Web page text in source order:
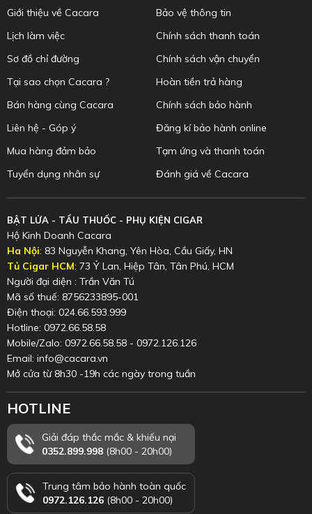
Giới thiệu về Cacara
Lịch làm việc
Sơ đồ chỉ đường
Tại sao chọn Cacara ?
Bán hàng cùng Cacara
Liên hệ - Góp ý
Mua hàng đảm bảo
Tuyển dụng nhân sự
Bảo vệ thông tin
Chính sách thanh toán
Chính sách vận chuyển
Hoàn tiền trả hàng
Chính sách bảo hành
Đăng kí bảo hành online
Tạm ứng và thanh toán
Đánh giá về Cacara
BẬT LỬA - TẨU THUỐC - PHỤ KIỆN CIGAR
Hộ Kinh Doanh Cacara
Ha Nội: 83 Nguyễn Khang, Yên Hòa, Cầu Giấy, HN
Tủ Cigar HCM: 73 Ỷ Lan, Hiệp Tân, Tân Phú, HCM
Người đại diện : Trần Văn Tú
Mã số thuế: 8756233895-001
Điện thoại: 024.66.593.999
Hotline: 0972.66.58.58
Mobile/Zalo: 0972.66.58.58 - 0972.126.126
Email: info@cacara.vn
Mở cửa từ 8h30 -19h các ngày trong tuần
HOTLINE
Giải đáp thắc mắc & khiếu nại
0352.899.998 (8h00 - 20h00)
Trung tâm bảo hành toàn quốc
0972.126.126 (8h00 - 20h00)